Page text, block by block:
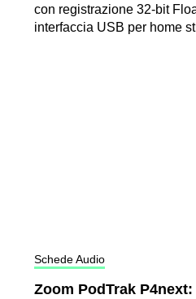
con registrazione 32-bit
interfaccia USB per home
Schede Audio
Zoom PodTrak